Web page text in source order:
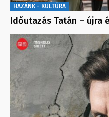
HAZÁNK - KULTÚRA
Időutazás Tatán –